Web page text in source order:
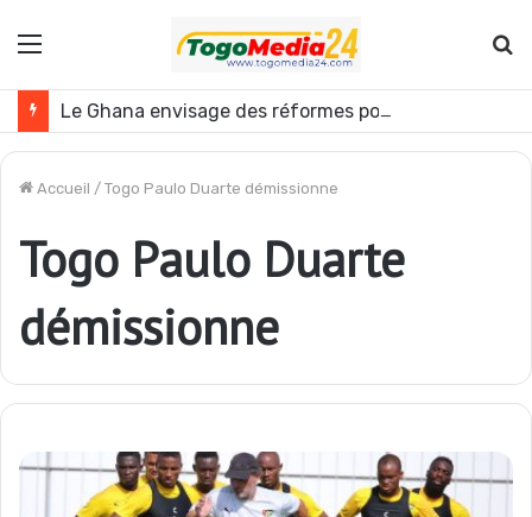
Menu
Le Ghana envisage des réformes politiques
Accueil / Togo Paulo Duarte démissionne
Togo Paulo Duarte
démissionne